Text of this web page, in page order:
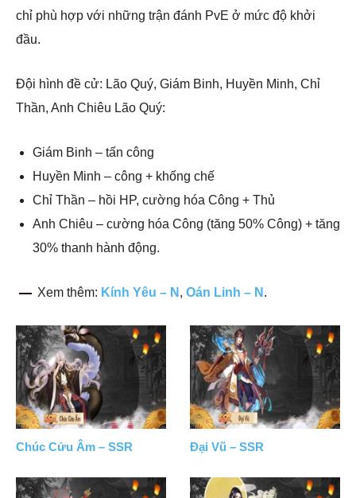
chỉ phù hợp với những trận đánh PvE ở mức độ khởi
đầu.
Đội hình đề cử: Lão Quý, Giám Binh, Huyền Minh, Chỉ
Thần, Anh Chiêu Lão Quý:
Giám Binh – tấn công
Huyền Minh – công + khống chế
Chỉ Thần – hồi HP, cường hóa Công + Thủ
Anh Chiêu – cường hóa Công (tăng 50% Công) + tăng
30% thanh hành động.
Xem thêm: Kính Yêu – N , Oán Linh – N .
Chúc Cửu Âm – SSR Đại Vũ – SSR